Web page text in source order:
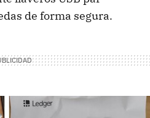
de forma segura.